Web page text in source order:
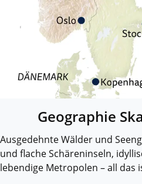
Geographie
Ausgedehnte Wälder und
und flache Schäreninseln,
lebendige Metropolen – all das